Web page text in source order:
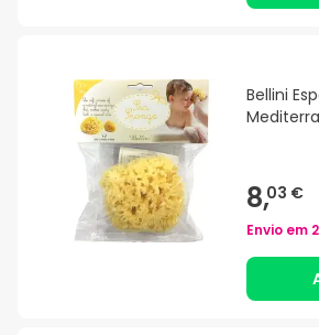
Bellini
8,03 €
Envio em